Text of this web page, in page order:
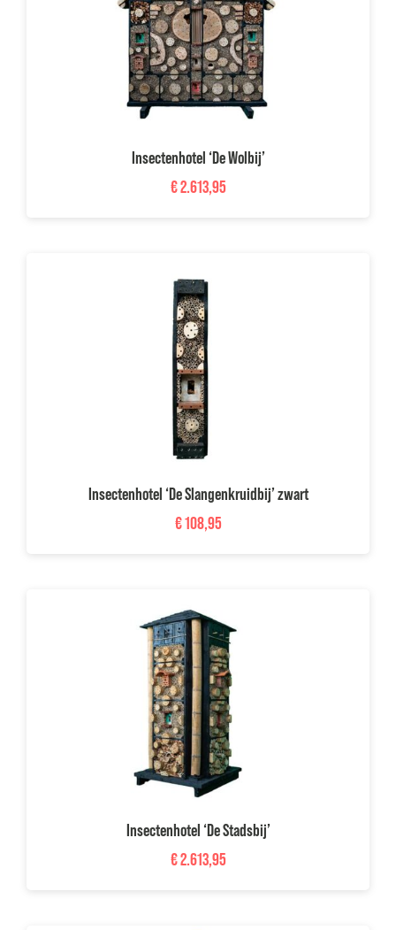
Insectenhotel ‘De Wolbij’
€2.613,95
Insectenhotel ‘De Slangenkruidbij’ zwart
€108,95
Insectenhotel ‘De Stadsbij’
€2.613,95